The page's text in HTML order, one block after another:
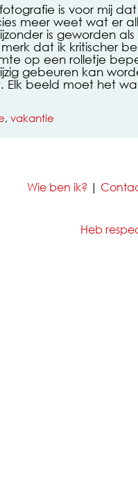
is voor mij
meer weet wat er
is geworden
dat ik kritischer
op een rolletje
gebeuren kan
Elk beeld moet het
, vakantie
Wie ben ik? |
Heb